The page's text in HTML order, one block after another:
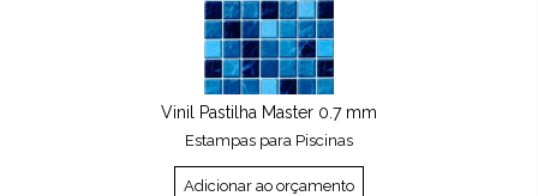
Vinil Pastilha Master 0.7 mm
Estampas para Piscinas
Adicionar ao orçamento